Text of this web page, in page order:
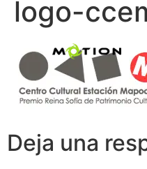
logo-
Deja una